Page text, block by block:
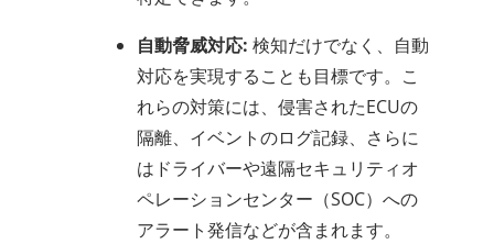
自動脅威対応: 検知だけでなく、自動
対応を実現することも目標です。こ
れらの対策には、侵害されたECUの
隔離、イベントのログ記録、さらに
はドライバーや遠隔セキュリティオ
ペレーションセンター（SOC）への
アラート発信などが含まれます。